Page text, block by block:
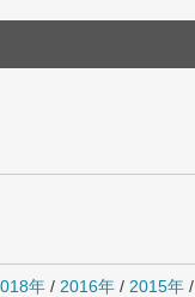
年 / 2016年 / 2015年 /